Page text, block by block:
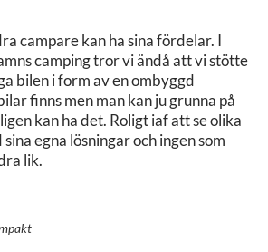
campare kan ha sina fördelar. I
camping tror vi ändå att vi stötte
bilen i form av en ombyggd
finns men man kan ju grunna på
kan ha det. Roligt iaf att se olika
egna lösningar och ingen som
lik.